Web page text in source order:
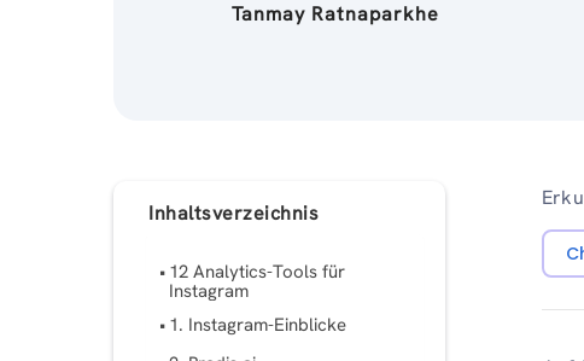
Tanmay Ratnaparkhe
Inhaltsverzeichnis
12 Analytics-Tools für
Instagram
1. Instagram-Einblicke